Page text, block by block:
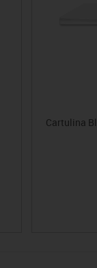
Cartulina